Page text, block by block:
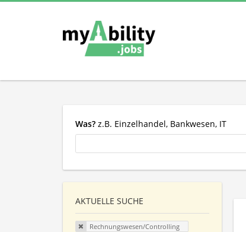
Was? z.B. Einzelhandel, Bankwesen, IT
AKTUELLE SUCHE
Rechnungswesen/Controlling